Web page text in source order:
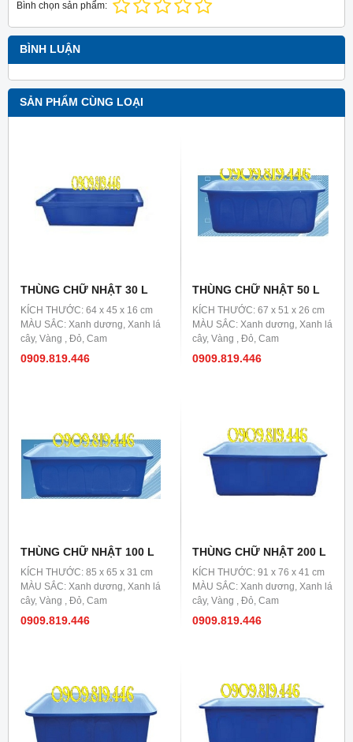
Bình chọn sản phẩm:
BÌNH LUẬN
SẢN PHẨM CÙNG LOẠI
THÙNG CHỮ NHẬT 30 L
KÍCH THƯỚC: 64 x 45 x 16 cm
MÀU SẮC: Xanh dương, Xanh lá
cây, Vàng , Đỏ, Cam
0909.819.446
THÙNG CHỮ NHẬT 50 L
KÍCH THƯỚC: 67 x 51 x 26 cm
MÀU SẮC: Xanh dương, Xanh lá
cây, Vàng , Đỏ, Cam
0909.819.446
THÙNG CHỮ NHẬT 100 L
KÍCH THƯỚC: 85 x 65 x 31 cm
MÀU SẮC: Xanh dương, Xanh lá
cây, Vàng , Đỏ, Cam
0909.819.446
THÙNG CHỮ NHẬT 200 L
KÍCH THƯỚC: 91 x 76 x 41 cm
MÀU SẮC: Xanh dương, Xanh lá
cây, Vàng , Đỏ, Cam
0909.819.446